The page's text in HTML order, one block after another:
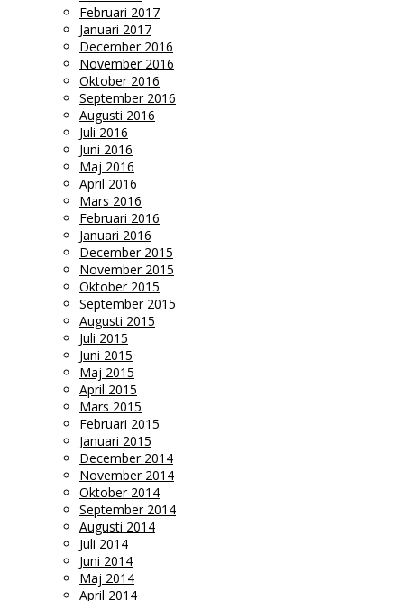
Februari 2017
Januari 2017
December 2016
November 2016
Oktober 2016
September 2016
Augusti 2016
Juli 2016
Juni 2016
Maj 2016
April 2016
Mars 2016
Februari 2016
Januari 2016
December 2015
November 2015
Oktober 2015
September 2015
Augusti 2015
Juli 2015
Juni 2015
Maj 2015
April 2015
Mars 2015
Februari 2015
Januari 2015
December 2014
November 2014
Oktober 2014
September 2014
Augusti 2014
Juli 2014
Juni 2014
Maj 2014
April 2014